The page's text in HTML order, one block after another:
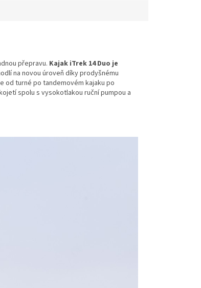
přepravu. Kajak iTrek 14 Duo je
na novou úroveň díky prodyšnému
od turné po tandemovém kajaku po
spolu s vysokotlakou ruční pumpou a